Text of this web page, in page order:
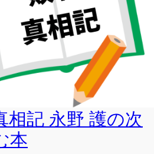
相記 永野 護の次
本